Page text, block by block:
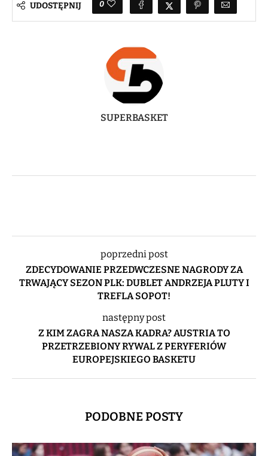
UDOSTĘPNIJ 0
SUPERBASKET
poprzedni post
ZDECYDOWANIE PRZEDWCZESNE NAGRODY ZA
TRWAJĄCY SEZON PLK: DUBLET ANDRZEJA PLUTY I
TREFLA SOPOT!
następny post
Z KIM ZAGRA NASZA KADRA? AUSTRIA TO
PRZETRZEBIONY RYWAL Z PERYFERIÓW
EUROPEJSKIEGO BASKETU
PODOBNE POSTY